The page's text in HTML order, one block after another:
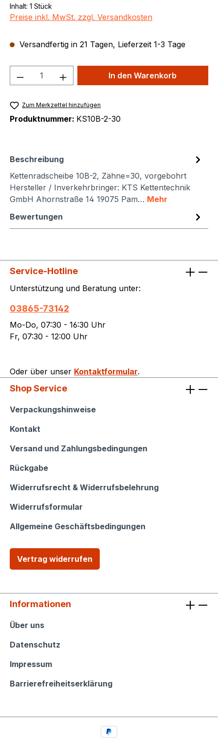
Inhalt: 1 Stück
Preise inkl. MwSt. zzgl. Versandkosten
Versandfertig in 21 Tagen, Lieferzeit 1-3 Tage
Produkt Anzahl: Gib denIn den Warenkorb
Zum Merkzettel hinzufügen
Produktnummer: KS10B-2-30
Beschreibung
Kettenradscheibe 10B-2, Zähne=30, vorgebohrt
Hersteller / Inverkehrbringer: KTS Kettentechnik
GmbH Ahornstraße 14 19075 Pam… Mehr
Bewertungen
Service-Hotline
Unterstützung und Beratung unter:
03865-73142
Mo-Do, 07:30 - 16:30 Uhr
Fr, 07:30 - 12:00 Uhr
Oder über unser Kontaktformular.
Shop Service
Shop Service
Verpackungshinweise
Kontakt
Versand und Zahlungsbedingungen
Rückgabe
Widerrufsrecht & Widerrufsbelehrung
Widerrufsformular
Allgemeine Geschäftsbedingungen
Vertrag widerrufen
Informationen
Informationen
Über uns
Datenschutz
Impressum
Barrierefreiheitserklärung